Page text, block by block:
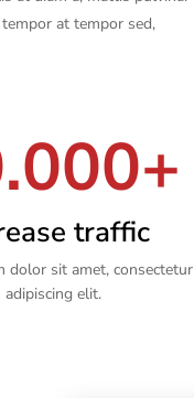
at tempor sed,
traffic
dolor sit amet, consectetur
adipiscing elit.